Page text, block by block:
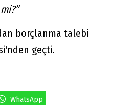
borçlanma talebi
geçti.
WhatsApp